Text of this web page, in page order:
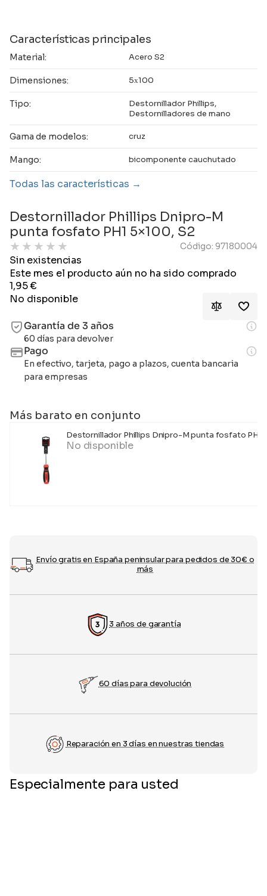
Características principales
Material: Acero S2
Dimensiones: 5х100
Tipo:
Destornillador Phillips,
Destornilladores de mano
Gama de modelos: cruz
Mango: bicomponente cauchutado
Todas las características
Destornillador Phillips Dnipro-M
punta fosfato PH1 5×100, S2
★ ★ ★ ★ ★ Código: 97180004
Sin existencias
Este mes el producto aún no ha sido comprado
1,95€
No disponible
Garantía de 3 años
60 días para devolver
Pago
En efectivo, tarjeta, pago a plazos, cuenta bancaria
para empresas
Más barato en conjunto
Destornillador Phillips Dnipro-M punta fosfato PH2
No disponible
Envío gratis en España peninsular para pedidos de 30€ o
más
3 años de garantía
60 días para devolución
Reparación en 3 días en nuestras tiendas
Especialmente para usted